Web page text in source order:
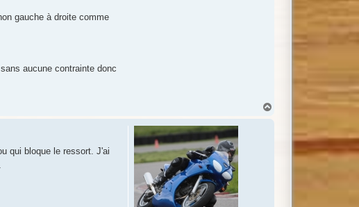
gauche à droite comme
aucune contrainte donc
qui bloque le ressort. J'ai